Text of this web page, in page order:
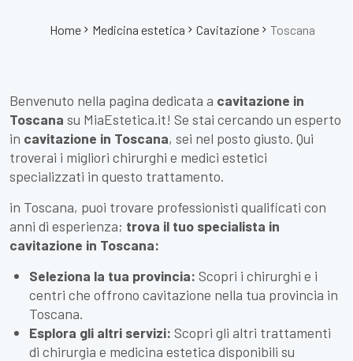
Home Medicina estetica Cavitazione Toscana
Benvenuto nella pagina dedicata a cavitazione in
Toscana su MiaEstetica.it! Se stai cercando un esperto
in cavitazione in Toscana, sei nel posto giusto. Qui
troverai i migliori chirurghi e medici estetici
specializzati in questo trattamento.
in Toscana, puoi trovare professionisti qualificati con
anni di esperienza; trova il tuo specialista in
cavitazione in Toscana:
Seleziona la tua provincia: Scopri i chirurghi e i
centri che offrono cavitazione nella tua provincia in
Toscana.
Esplora gli altri servizi: Scopri gli altri trattamenti
di chirurgia e medicina estetica disponibili su